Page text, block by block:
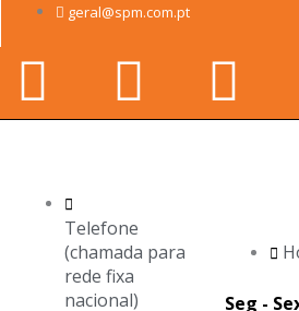
content
geral@spm.com.pt
Facebook-
f in
Telefone
(chamada para
rede fixa
nacional)
Seg -